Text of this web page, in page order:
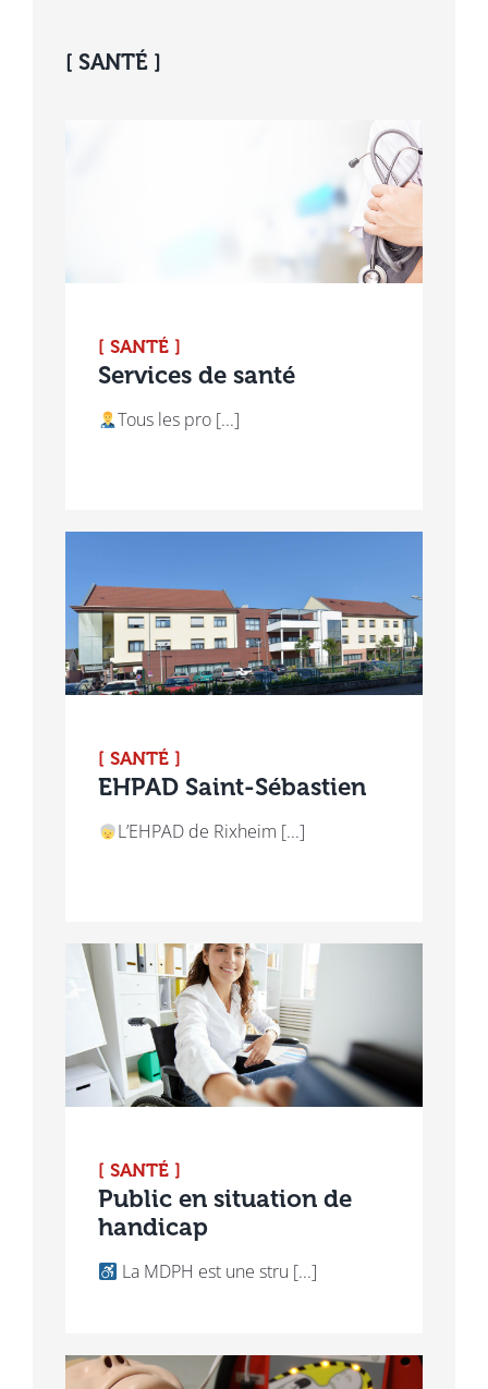
[ SANTÉ ]
[ SANTÉ ]
Services de santé
Tous les pro [...]
[ SANTÉ ]
EHPAD Saint-Sébastien
L’EHPAD de Rixheim [...]
[ SANTÉ ]
Public en situation de
handicap
La MDPH est une stru [...]